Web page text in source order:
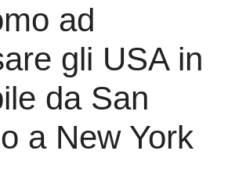
ad
gli USA in
da San
a New York